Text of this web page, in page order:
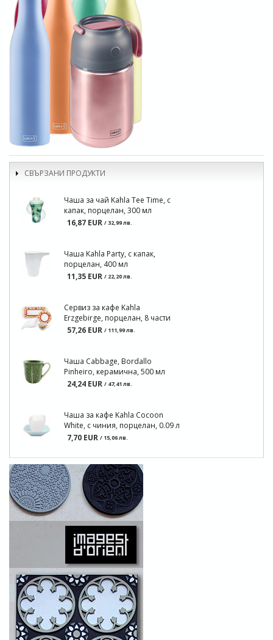
СВЪРЗАНИ ПРОДУКТИ
Чаша за чай Kahla Tee Time, с
капак, порцелан, 300 мл
16,87 EUR / 32,99 лв.
Чаша Kahla Party, с капак,
порцелан, 400 мл
11,35 EUR / 22,20 лв.
Сервиз за кафе Kahla
Erzgebirge, порцелан, 8 части
57,26 EUR / 111,99 лв.
Чаша Cabbage, Bordallo
Pinheiro, керамична, 500 мл
24,24 EUR / 47,41 лв.
Чаша за кафе Kahla Cocoon
White, с чиния, порцелан, 0.09 л
7,70 EUR / 15,06 лв.